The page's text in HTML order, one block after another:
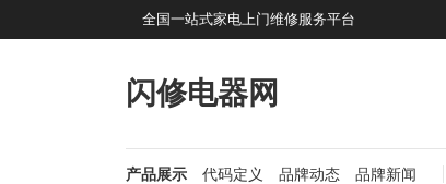
全国一站式家电上门维修服务平台
闪修电器网
产品展示 代码定义 品牌动态 品牌新闻